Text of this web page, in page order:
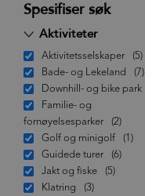
Spesifiser søk
Aktiviteter
Aktivitetsselskaper (5)
Bade- og Lekeland
(7)
Downhill- og bike park
Familie- og
fornøyelsesparker
(2)
Golf og minigolf
(1)
Guidede turer
(6)
Jakt og fiske
(5)
Klatring
(3)